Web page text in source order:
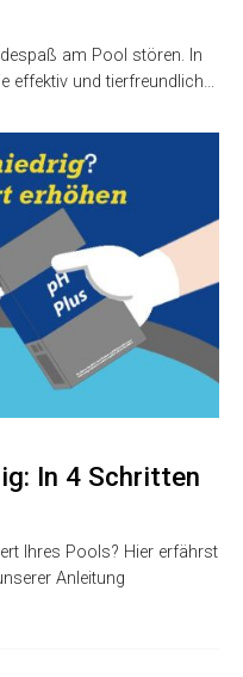
am Pool stören. In
effektiv und tierfreundlich…
In 4 Schritten
Ihres Pools? Hier erfährst
Anleitung